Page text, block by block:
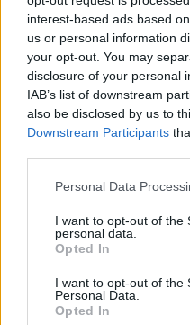
interest-based ads based
us or personal information
your opt-out. You may
disclosure of your personal
IAB’s list of downstream
also be disclosed by us to
Downstream Participants
Personal Data
I want to opt-out of the
personal data.
Opted In
I want to opt-out of the
Personal Data.
Opted In
Άστρος:
«Μάχη της 5ης και